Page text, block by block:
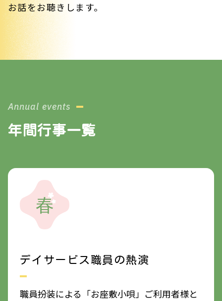
お話をお聴きします。
年間行事一覧
デイサービス職員の熱演
職員扮装による「お座敷小唄」ご利用者様と